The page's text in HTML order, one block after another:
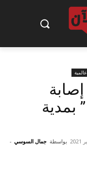
بمدية
بواسطة جمال السوسي -